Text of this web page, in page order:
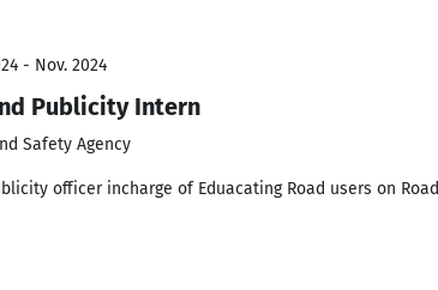
- Nov. 2024
Publicity Intern
Safety Agency
officer incharge of Eduacating Road users on